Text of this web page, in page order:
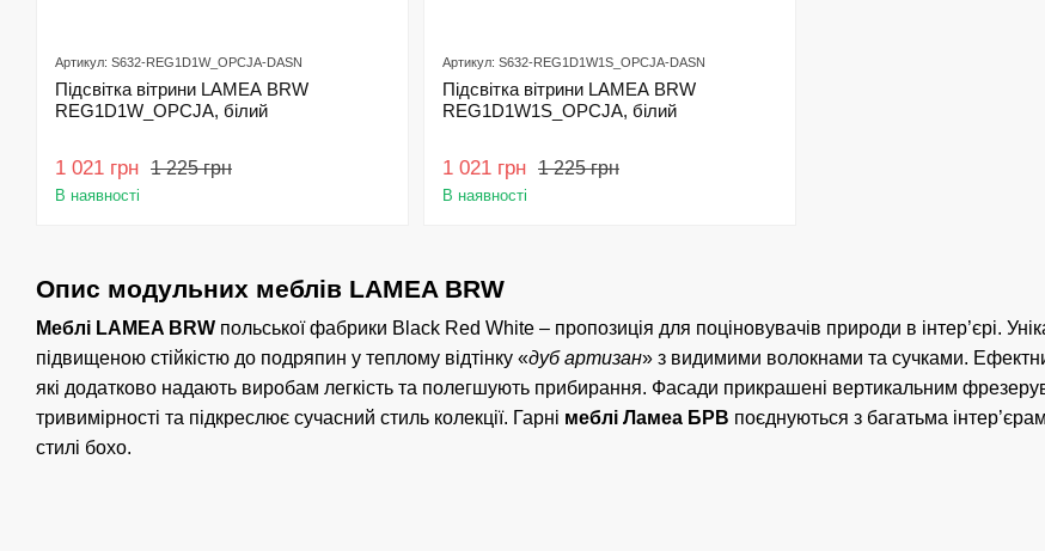
Опис модульних меблів LAMEA BRW
Меблі LAMEA BRW польської фабрики Black Red White – пропозиція для поціновувачів природи в інтер’єрі.
підвищеною стійкістю до подряпин у теплому відтінку «дуб артизан» з видимими волокнами та сучками.
які додатково надають виробам легкість та полегшують прибирання. Фасади прикрашені вертикальним
тривимірності та підкреслює сучасний стиль колекції. Гарні меблі Ламеа БРВ поєднуються з багатьма
стилі бохо.
Артикул: S632-REG1D1W_OPCJA-DASN
Підсвітка вітрини LAMEA BRW
REG1D1W_OPCJA, білий
1 225 грн
1 021 грн
В наявності
Артикул: S632-REG1D1W1S_OPCJA-DASN
Підсвітка вітрини LAMEA BRW
REG1D1W1S_OPCJA, білий
1 225 грн
1 021 грн
В наявності